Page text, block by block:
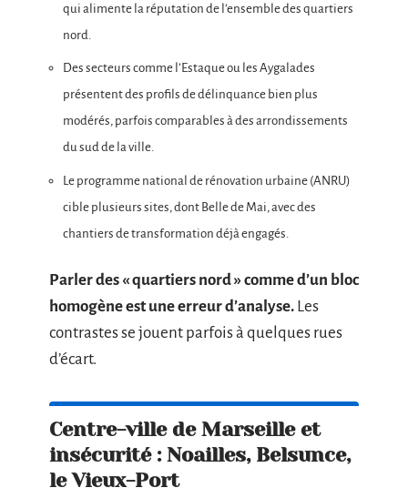
qui alimente la réputation de l’ensemble des quartiers
nord.
Des secteurs comme l’Estaque ou les Aygalades
présentent des profils de délinquance bien plus
modérés, parfois comparables à des arrondissements
du sud de la ville.
Le programme national de rénovation urbaine (ANRU)
cible plusieurs sites, dont Belle de Mai, avec des
chantiers de transformation déjà engagés.
Parler des « quartiers nord » comme d’un bloc
homogène est une erreur d’analyse. Les
contrastes se jouent parfois à quelques rues
d’écart.
Centre-ville de Marseille et
insécurité : Noailles, Belsunce,
le Vieux-Port